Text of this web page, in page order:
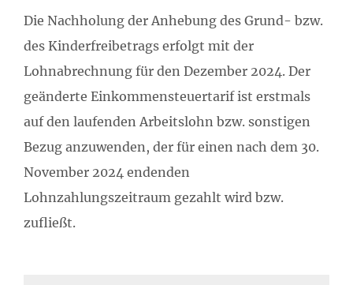
Die Nachholung der Anhebung des Grund- bzw.
des Kinderfreibetrags erfolgt mit der
Lohnabrechnung für den Dezember 2024. Der
geänderte Einkommensteuertarif ist erstmals
auf den laufenden Arbeitslohn bzw. sonstigen
Bezug anzuwenden, der für einen nach dem 30.
November 2024 endenden
Lohnzahlungszeitraum gezahlt wird bzw.
zufließt.